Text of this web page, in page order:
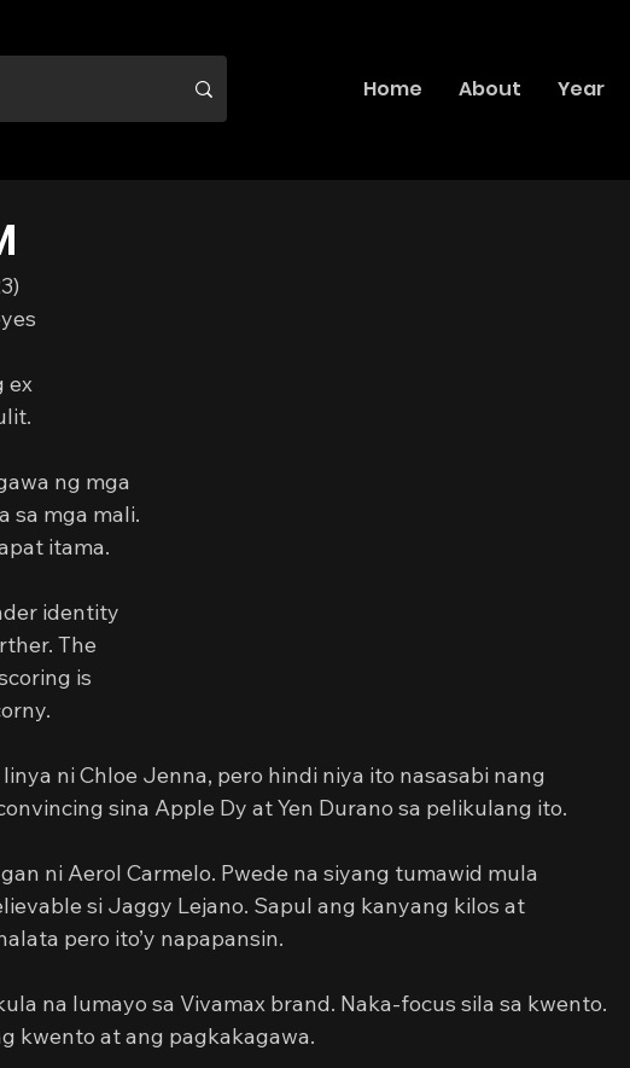
Home About Year
ex
ng mga
sa mga mali.
itama.
identity
The
is
ni Chloe Jenna, pero hindi niya ito nasasabi nang
sina Apple Dy at Yen Durano sa pelikulang ito.
ni Aerol Carmelo. Pwede na siyang tumawid mula
si Jaggy Lejano. Sapul ang kanyang kilos at
pero ito’y napapansin.
na lumayo sa Vivamax brand. Naka-focus sila sa kwento.
kwento at ang pagkakagawa.